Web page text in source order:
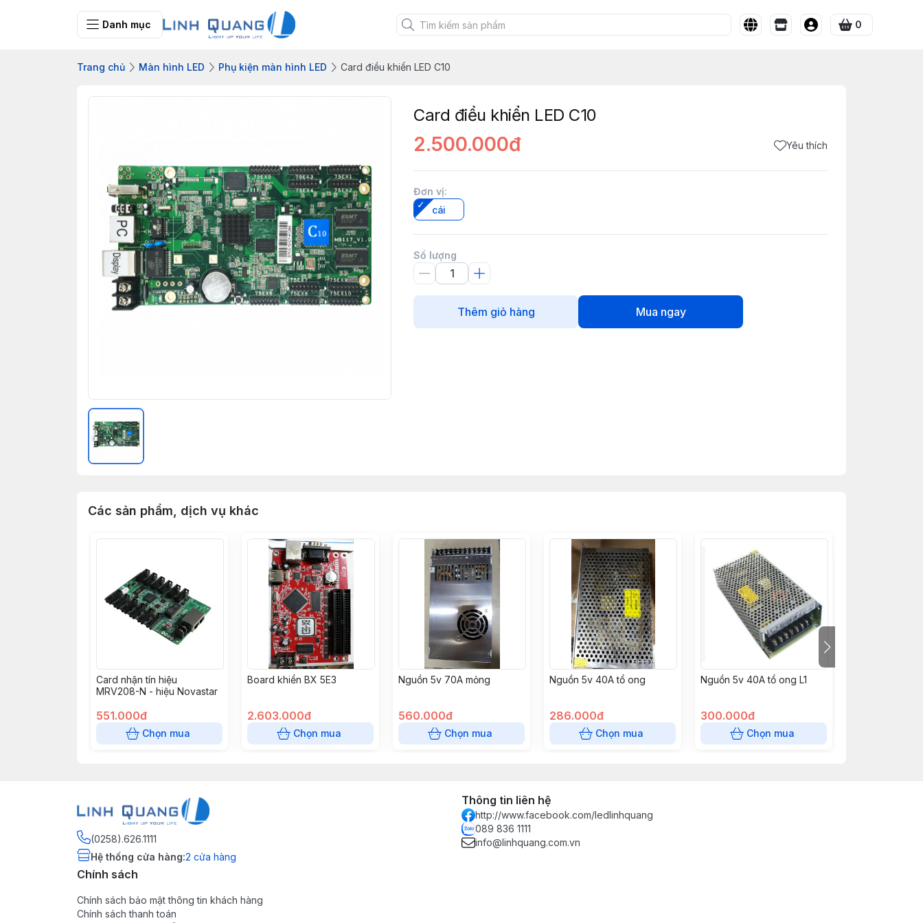
Danh mục 0
Trang chủ Màn hình LED Phụ kiện màn hình LED Card điều khiển LED C10
Card điều khiển LED C10
2.500.000đ Yêu thích
Đơn vị:
cái
Số lượng
Thêm giỏ hàng Mua ngay
Các sản phẩm, dịch vụ khác
Card nhận tín hiệu
MRV208-N - hiệu Novastar
551.000đ
Chọn mua
Board khiển BX 5E3
2.603.000đ
Chọn mua
Nguồn 5v 70A mỏng
560.000đ
Chọn mua
Nguồn 5v 40A tổ ong
286.000đ
Chọn mua
Nguồn 5v 40A tổ ong L1
300.000đ
Chọn mua
(0258).626.1111
Hệ thống cửa hàng:2 cửa hàng
Thông tin liên hệ
http://www.facebook.com/ledlinhquang
089 836 1111
info@linhquang.com.vn
Chính sách
Chính sách bảo mật thông tin khách hàng
Chính sách thanh toán